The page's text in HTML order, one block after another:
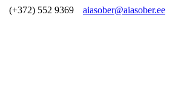
(+372) 552 9369
aiasober@aiasober.ee